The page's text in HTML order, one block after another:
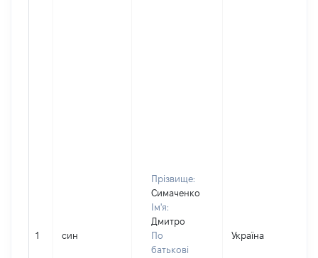
1 син
Прізвище:
Симаченко
Ім'я:
Дмитро
По
батькові
Україна